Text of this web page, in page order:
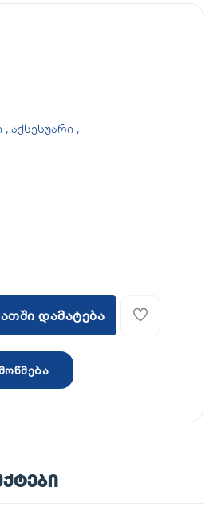
, აქსესუარი ,
დამატება